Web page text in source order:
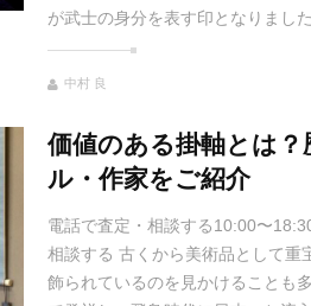
が武士の身分を表す印となりました
中村 良
価値のある掛軸とは
ル・作家をご紹介
電話で査定・相談する10:00〜
相談する 古くから美術品として重
飾られているのを見かけることも